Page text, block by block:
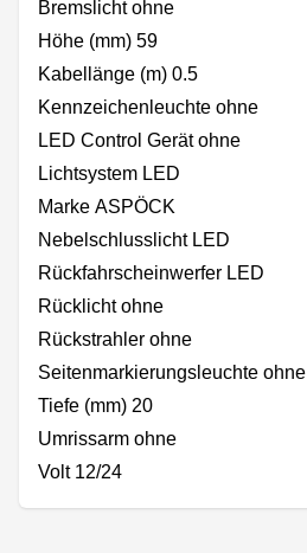
Bremslicht ohne
Höhe (mm) 59
Kabellänge (m) 0.5
Kennzeichenleuchte ohne
LED Control Gerät ohne
Lichtsystem LED
Marke ASPÖCK
Nebelschlusslicht LED
Rückfahrscheinwerfer LED
Rücklicht ohne
Rückstrahler ohne
Seitenmarkierungsleuchte ohne
Tiefe (mm) 20
Umrissarm ohne
Volt 12/24